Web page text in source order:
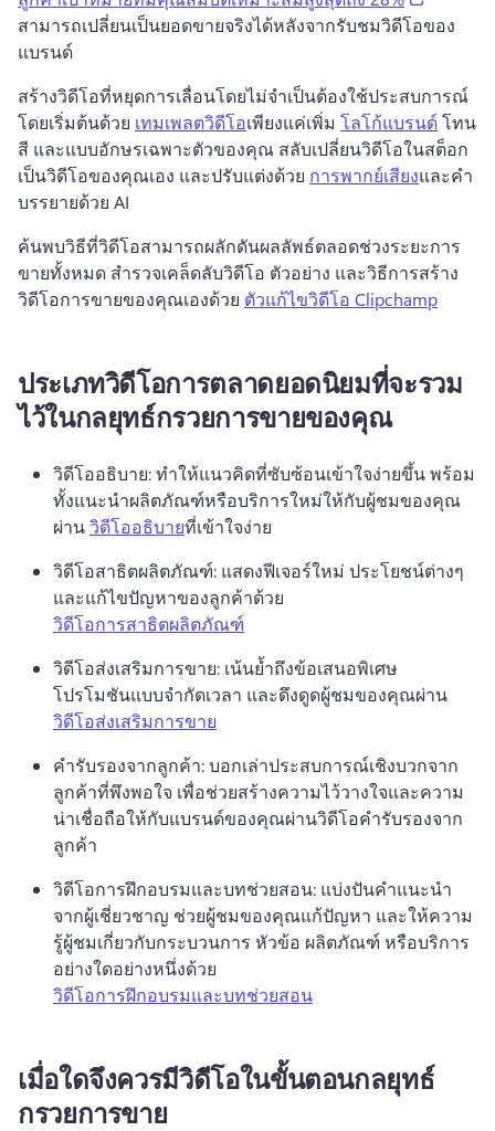
สามารถเปลี่ยนเป็นยอดขายจริงได้หลังจากรับชมวิดีโอของ
แบรนด์
สร้างวิดีโอที่หยุดการเลื่อนโดยไม่จําเป็นต้องใช้ประสบการณ์
โดยเริ่มต้นด้วย เทมเพลตวิดีโอเพียงแค่เพิ่ม โลโก้แบรนด์ โทน
สี และแบบอักษรเฉพาะตัวของคุณ สลับเปลี่ยนวิดีโอในสต็อก
เป็นวิดีโอของคุณเอง และปรับแต่งด้วย การพากย์เสียงและคำ
บรรยายด้วย AI
ค้นพบวิธีที่วิดีโอสามารถผลักดันผลลัพธ์ตลอดช่วงระยะการ
ขายทั้งหมด สํารวจเคล็ดลับวิดีโอ ตัวอย่าง และวิธีการสร้าง
วิดีโอการขายของคุณเองด้วย ตัวแก้ไขวิดีโอ Clipchamp
ประเภทวิดีโอการตลาดยอดนิยมที่จะรวม
ไว้ในกลยุทธ์กรวยการขายของคุณ
วิดีโออธิบาย: ทำให้แนวคิดที่ซับซ้อนเข้าใจง่ายขึ้น พร้อม
ทั้งแนะนำผลิตภัณฑ์หรือบริการใหม่ให้กับผู้ชมของคุณ
ผ่าน วิดีโออธิบายที่เข้าใจง่าย
วิดีโอสาธิตผลิตภัณฑ์: แสดงฟีเจอร์ใหม่ ประโยชน์ต่างๆ
และแก้ไขปัญหาของลูกค้าด้วย
วิดีโอการสาธิตผลิตภัณฑ์
วิดีโอส่งเสริมการขาย: เน้นย้ำถึงข้อเสนอพิเศษ
โปรโมชันแบบจำกัดเวลา และดึงดูดผู้ชมของคุณผ่าน
วิดีโอส่งเสริมการขาย
คำรับรองจากลูกค้า: บอกเล่าประสบการณ์เชิงบวกจาก
ลูกค้าที่พึงพอใจ เพื่อช่วยสร้างความไว้วางใจและความ
น่าเชื่อถือให้กับแบรนด์ของคุณผ่านวิดีโอคำรับรองจาก
ลูกค้า
วิดีโอการฝึกอบรมและบทช่วยสอน: แบ่งปันคำแนะนำ
จากผู้เชี่ยวชาญ ช่วยผู้ชมของคุณแก้ปัญหา และให้ความ
รู้ผู้ชมเกี่ยวกับกระบวนการ หัวข้อ ผลิตภัณฑ์ หรือบริการ
อย่างใดอย่างหนึ่งด้วย
วิดีโอการฝึกอบรมและบทช่วยสอน
เมื่อใดจึงควรมีวิดีโอในขั้นตอนกลยุทธ์
กรวยการขาย